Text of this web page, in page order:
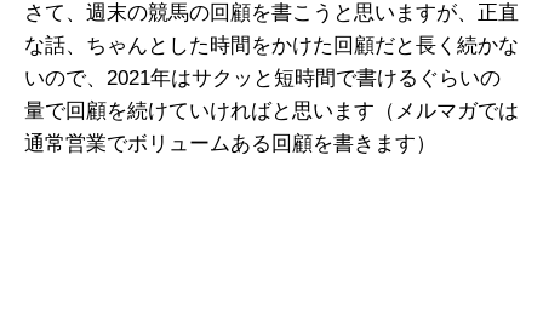
さて、週末の競馬の回顧を書こうと思いますが、正直
な話、ちゃんとした時間をかけた回顧だと長く続かな
いので、2021年はサクッと短時間で書けるぐらいの
量で回顧を続けていければと思います（メルマガでは
通常営業でボリュームある回顧を書きます）